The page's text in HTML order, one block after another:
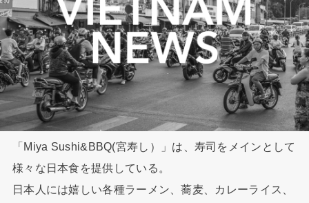
「Miya Sushi&BBQ(宮寿し）」は、寿司をメインとして
様々な日本食を提供している。
日本人には嬉しい各種ラーメン、蕎麦、カレーライス、